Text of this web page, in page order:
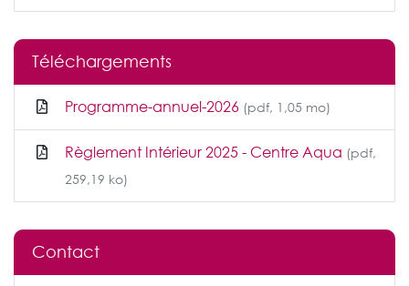
Téléchargements
Programme-annuel-2026 (pdf, 1,05 mo)
Règlement Intérieur 2025 - Centre Aqua (pdf,
259,19 ko)
Contact